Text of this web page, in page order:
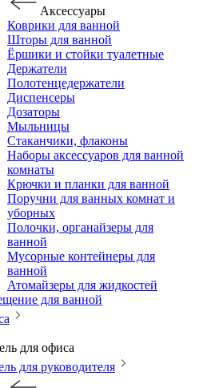
Аксессуары
Коврики для ванной
Шторы для ванной
Ёршики и стойки туалетные
Держатели
Полотенцедержатели
Диспенсеры
Дозаторы
Мыльницы
Стаканчики, флаконы
Наборы аксессуаров для ванной
комнаты
Крючки и планки для ванной
Поручни для ванных комнат и
уборных
Полочки, органайзеры для
ванной
Мусорные контейнеры для
ванной
Атомайзеры для жидкостей
для ванной
для офиса
для руководителя